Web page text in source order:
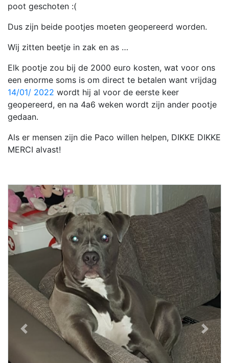
Previous Next
poot geschoten :(
Dus zijn beide pootjes moeten geopereerd worden.
Wij zitten beetje in zak en as …
Elk pootje zou bij de 2000 euro kosten, wat voor ons
een enorme soms is om direct te betalen want vrijdag
14/01/ 2022 wordt hij al voor de eerste keer
geopereerd, en na 4a6 weken wordt zijn ander pootje
gedaan.
Als er mensen zijn die Paco willen helpen, DIKKE DIKKE
MERCI alvast!